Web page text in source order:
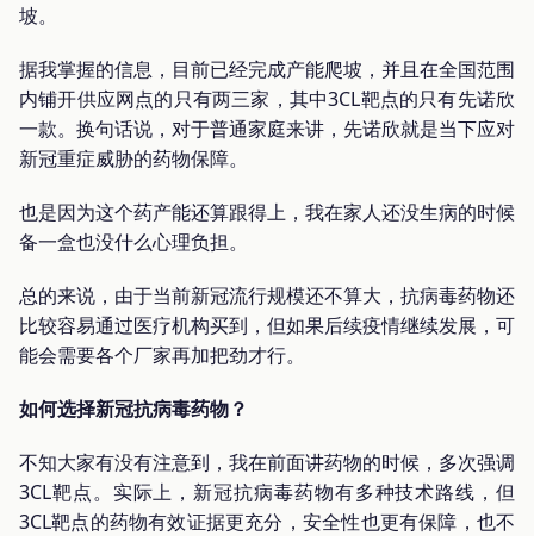
坡。
据我掌握的信息，目前已经完成产能爬坡，并且在全国范围
内铺开供应网点的只有两三家，其中3CL靶点的只有先诺欣
一款。换句话说，对于普通家庭来讲，先诺欣就是当下应对
新冠重症威胁的药物保障。
也是因为这个药产能还算跟得上，我在家人还没生病的时候
备一盒也没什么心理负担。
总的来说，由于当前新冠流行规模还不算大，抗病毒药物还
比较容易通过医疗机构买到，但如果后续疫情继续发展，可
能会需要各个厂家再加把劲才行。
如何选择新冠抗病毒药物？
不知大家有没有注意到，我在前面讲药物的时候，多次强调
3CL靶点。实际上，新冠抗病毒药物有多种技术路线，但
3CL靶点的药物有效证据更充分，安全性也更有保障，也不